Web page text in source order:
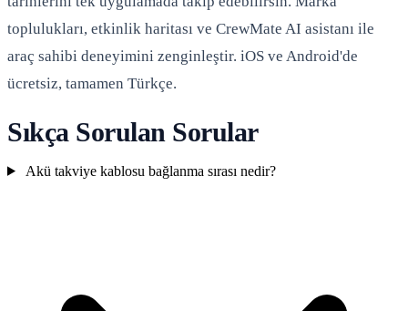
toplulukları, etkinlik haritası ve CrewMate AI asistanı ile
araç sahibi deneyimini zenginleştir. iOS ve Android'de
ücretsiz, tamamen Türkçe.
Sıkça Sorulan Sorular
Akü takviye kablosu bağlanma sırası nedir?